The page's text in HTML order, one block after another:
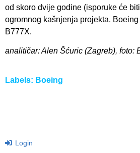
od skoro dvije godine (isporuke će
ogromnog kašnjenja projekta.
B777X.
analitičar: Alen Šćuric (Zagreb), foto:
Labels: Boeing
Login